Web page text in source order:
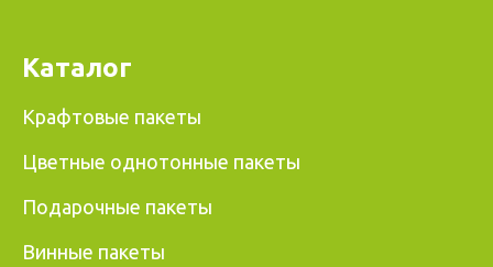
Каталог
Крафтовые пакеты
Цветные однотонные пакеты
Подарочные пакеты
Винные пакеты